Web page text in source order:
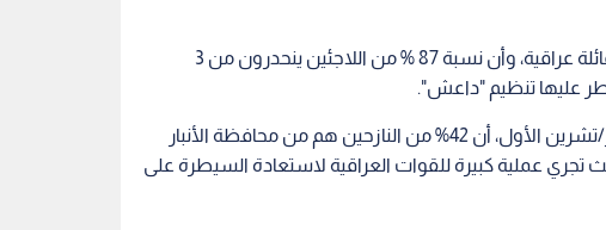
وقال المنظمة إن النازحين يمثلون أكثر من 500 ألف عائلة عراقية، وأن نسبة 87 % من اللاجئين ينحدرون من 3
عليها تنظيم "داعش".
وأضافت المنظمة في تقرير لها يوم الجمعة 16 أكتوبر/تشرين الأول، أن 42% من النازحين هم من محافظة الأنبار
تجري عملية كبيرة للقوات العراقية لاستعادة السيطرة على